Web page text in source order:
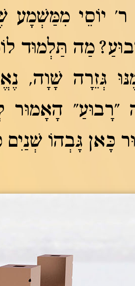
יוֹסֵי מִמַּשְׁמָע
מַה תַּלְמוּד
גְּזֵרָה שָׁוָה,
"רָבוּעַ" הָאָמוּר
כָּאן גָּבְהוֹ שְׁנַיִם